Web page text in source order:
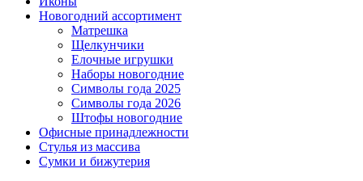
Новогодний ассортимент
Матрешка
Щелкунчики
Елочные игрушки
Наборы новогодние
Символы года 2025
Символы года 2026
Штофы новогодние
Офисные принадлежности
Стулья из массива
Сумки и бижутерия